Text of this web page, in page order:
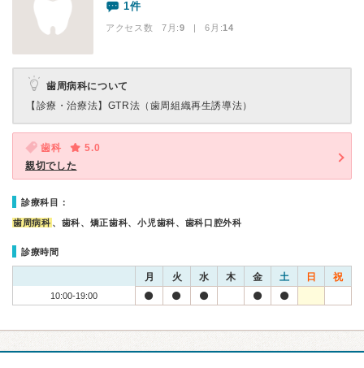
1件
アクセス数 7月:9 | 6月:14
歯周病科について
【診療・治療法】 GTR法（歯周組織再生誘導法）
歯科
5.0
親切でした
診療科目：
歯周病科 、歯科、矯正歯科、小児歯科、歯科口腔外科
診療時間
月 火 水 木 金 土 日 祝
10:00-19:00